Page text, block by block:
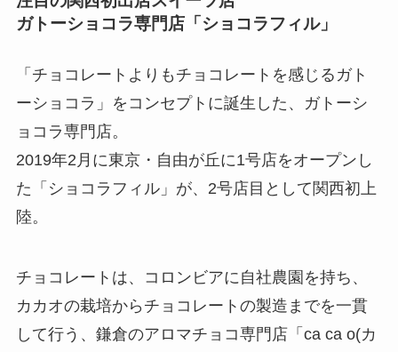
ガトーショコラ専門店「ショコラフィル」
「チョコレートよりもチョコレートを感じるガト
ーショコラ」をコンセプトに誕生した、ガトーシ
ョコラ専門店。
2019年2月に東京・自由が丘に1号店をオープンし
た「ショコラフィル」が、2号店目として関西初上
陸。
チョコレートは、コロンビアに自社農園を持ち、
カカオの栽培からチョコレートの製造までを一貫
して行う、鎌倉のアロマチョコ専門店「ca ca o(カ